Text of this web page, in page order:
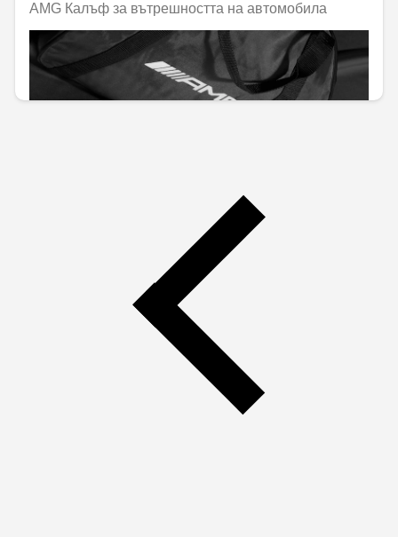
AMG Калъф за вътрешността на автомобила
Не е налично онлайн
846,10 € / 1654,82 лв.